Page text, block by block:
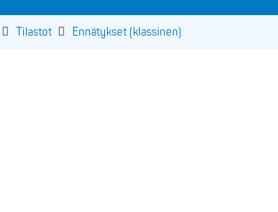
Tilastot Ennätykset (klassinen)